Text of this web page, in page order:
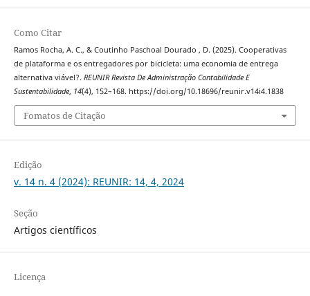
Como Citar
Ramos Rocha, A. C., & Coutinho Paschoal Dourado , D. (2025). Cooperativas
de plataforma e os entregadores por bicicleta: uma economia de entrega
alternativa viável?. REUNIR Revista De Administração Contabilidade E
Sustentabilidade, 14(4), 152–168. https://doi.org/10.18696/reunir.v14i4.1838
Fomatos de Citação
Edição
v. 14 n. 4 (2024): REUNIR: 14, 4, 2024
Seção
Artigos científicos
Licença